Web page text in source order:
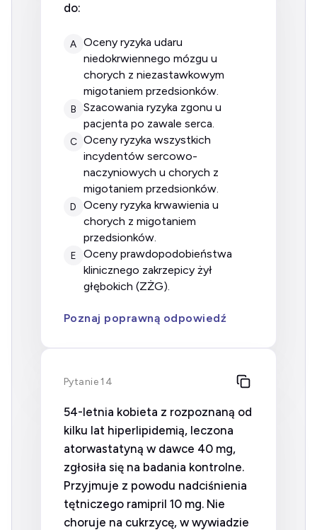
do:
A
oceny ryzyka udaru
niedokrwiennego mózgu u
chorych z niezastawkowym
migotaniem przedsionków.
B
szacowania ryzyka zgonu u
pacjenta po zawale serca.
C oceny ryzyka wszystkich
incydentów sercowo-
naczyniowych u chorych z
migotaniem przedsionków.
D
oceny ryzyka krwawienia u
chorych z migotaniem
przedsionków.
E
oceny prawdopodobieństwa
klinicznego zakrzepicy żył
głębokich (ZŻG).
Poznaj poprawną odpowiedź
Pytanie 14
54-letnia kobieta z rozpoznaną od
kilku lat hiperlipidemią, leczona
atorwastatyną w dawce 40 mg,
zgłosiła się na badania kontrolne.
Przyjmuje z powodu nadciśnienia
tętniczego ramipril 10 mg. Nie
choruje na cukrzycę, w wywiadzie